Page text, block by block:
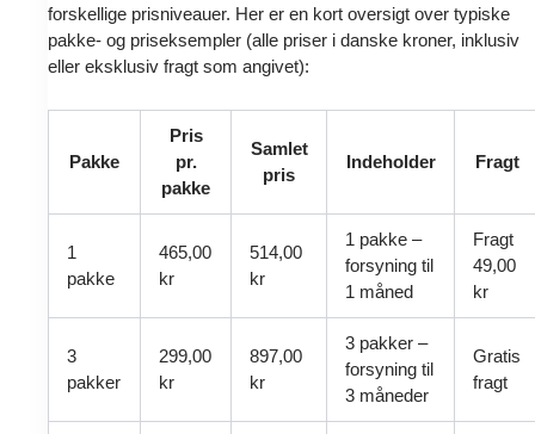
forskellige prisniveauer. Her er en kort oversigt over typiske
pakke- og priseksempler (alle priser i danske kroner, inklusiv
eller eksklusiv fragt som angivet):
Pakke
Pris
pr.
pakke
Samlet
pris
Indeholder Fragt
1
pakke
465,00
kr
514,00
kr
1 pakke –
forsyning til
1 måned
Fragt
49,00
kr
3
pakker
299,00
kr
897,00
kr
3 pakker –
forsyning til
3 måneder
Gratis
fragt